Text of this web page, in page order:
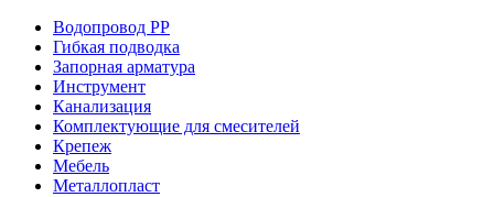
Водопровод РР
Гибкая подводка
Запорная арматура
Инструмент
Канализация
Комплектующие для смесителей
Крепеж
Мебель
Металлопласт